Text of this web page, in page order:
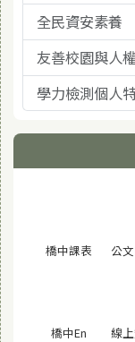
全民資安素養
友善校園與人
學力檢測個人
橋中課表 (另開視
公
橋中En (另開視
線